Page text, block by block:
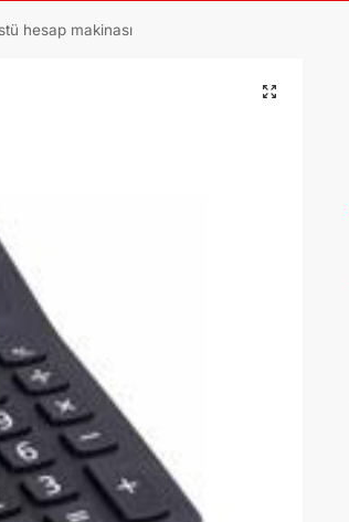
hesap makinası